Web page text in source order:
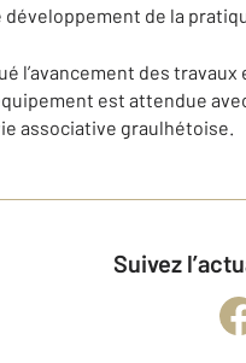
développement de la
l’avancement des
est attendue
associative graulhétoise.
Suivez